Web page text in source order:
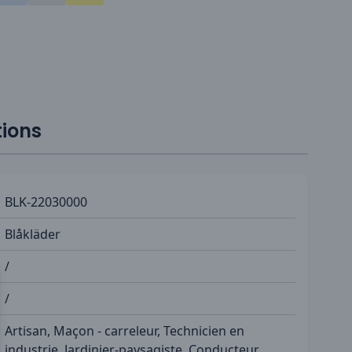
BLK-22030000
Blåkläder
/
/
Artisan, Maçon - carreleur, Technicien en